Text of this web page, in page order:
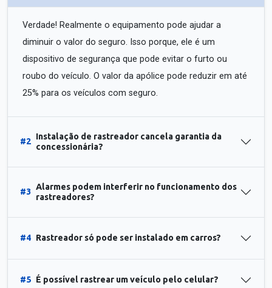
Verdade! Realmente o equipamento pode ajudar a
diminuir o valor do seguro. Isso porque, ele é um
dispositivo de segurança que pode evitar o furto ou
roubo do veículo. O valor da apólice pode reduzir em até
25% para os veículos com seguro.
#2
Instalação de rastreador cancela garantia da
concessionária?
#3
Alarmes podem interferir no funcionamento dos
rastreadores?
#4 Rastreador só pode ser instalado em carros?
#5 É possível rastrear um veículo pelo celular?